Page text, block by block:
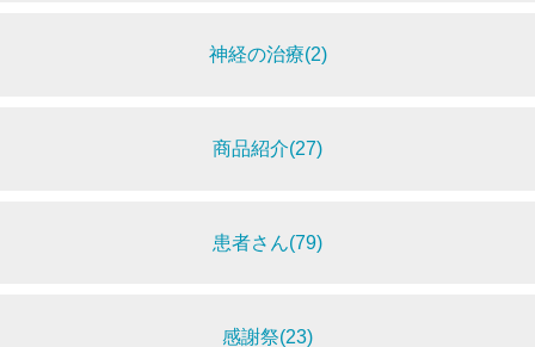
神経の治療(2)
商品紹介(27)
患者さん(79)
感謝祭(23)